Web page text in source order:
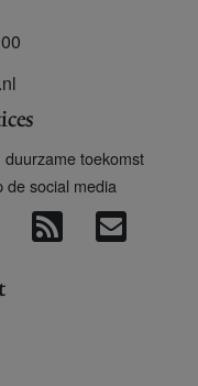
toekomst
de social media